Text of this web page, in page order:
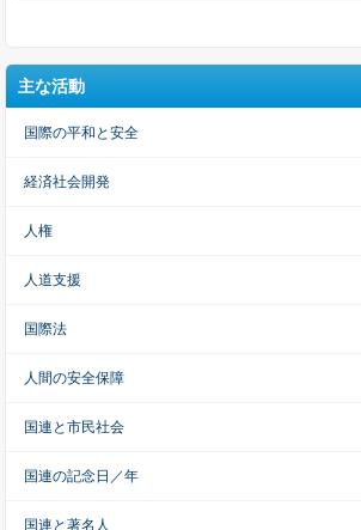
主な活動
国際の平和と安全
経済社会開発
人権
人道支援
国際法
人間の安全保障
国連と市民社会
国連の記念日／年
国連と著名人